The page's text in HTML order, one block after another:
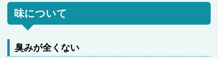
味について
臭みが全くない